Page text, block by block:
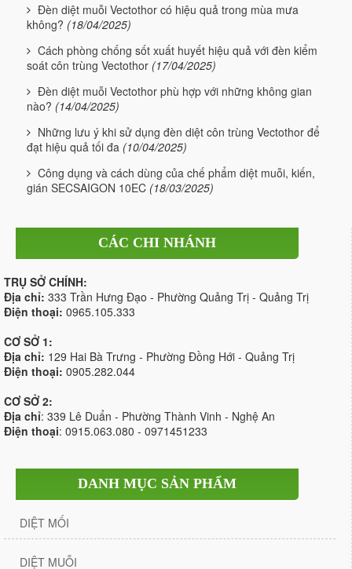
Đèn diệt muỗi Vectothor có hiệu quả trong mùa mưa
không? (18/04/2025)
Cách phòng chống sốt xuất huyết hiệu quả với đèn kiểm
soát côn trùng Vectothor (17/04/2025)
Đèn diệt muỗi Vectothor phù hợp với những không gian
nào? (14/04/2025)
Những lưu ý khi sử dụng đèn diệt côn trùng Vectothor để
đạt hiệu quả tối đa (10/04/2025)
Công dụng và cách dùng của chế phẩm diệt muỗi, kiến,
gián SECSAIGON 10EC (18/03/2025)
CÁC CHI NHÁNH
TRỤ SỞ CHÍNH:
Địa chỉ: 333 Trần Hưng Đạo - Phường Quảng Trị - Quảng Trị
Điện thoại: 0965.105.333
CƠ SỞ 1:
Địa chỉ: 129 Hai Bà Trưng - Phường Đồng Hới - Quảng Trị
Điện thoại: 0905.282.044
CƠ SỞ 2:
Địa chỉ: 339 Lê Duẩn - Phường Thành Vinh - Nghệ An
Điện thoại: 0915.063.080 - 0971451233
DANH MỤC SẢN PHẨM
DIỆT MỐI
DIỆT MUỖI